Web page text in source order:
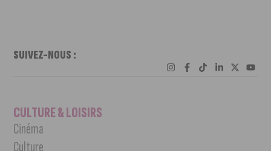
SUIVEZ-NOUS :
CULTURE & LOISIRS
Cinéma
Culture